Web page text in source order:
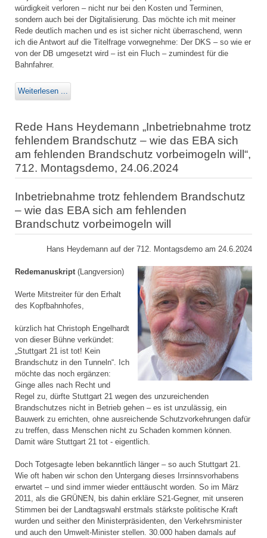
würdigkeit verloren – nicht nur bei den Kosten und Terminen,
sondern auch bei der Digitalisierung. Das möchte ich mit meiner
Rede deutlich machen und es ist sicher nicht überraschend, wenn
ich die Antwort auf die Titelfrage vorwegnehme: Der DKS – so wie er
von der DB umgesetzt wird – ist ein Fluch – zumindest für die
Bahnfahrer.
Weiterlesen ...
Rede Hans Heydemann „Inbetriebnahme trotz
fehlendem Brandschutz – wie das EBA sich
am fehlenden Brandschutz vorbeimogeln will“,
712. Montagsdemo, 24.06.2024
Inbetriebnahme trotz fehlendem Brandschutz
– wie das EBA sich am fehlenden
Brandschutz vorbeimogeln will
Hans Heydemann auf der 712. Montagsdemo am 24.6.2024
Redemanuskript (Langversion)
Werte Mitstreiter für den Erhalt
des Kopfbahnhofes,
kürzlich hat Christoph Engelhardt
von dieser Bühne verkündet:
„Stuttgart 21 ist tot! Kein
Brandschutz in den Tunneln“. Ich
möchte das noch ergänzen:
Ginge alles nach Recht und
Regel zu, dürfte Stuttgart 21 wegen des unzureichenden
Brandschutzes nicht in Betrieb gehen – es ist unzulässig, ein
Bauwerk zu errichten, ohne ausreichende Schutzvorkehrungen dafür
zu treffen, dass Menschen nicht zu Schaden kommen können.
Damit wäre Stuttgart 21 tot - eigentlich.
Doch Totgesagte leben bekanntlich länger – so auch Stuttgart 21.
Wie oft haben wir schon den Untergang dieses Irrsinnsvorhabens
erwartet – und sind immer wieder enttäuscht worden. So im März
2011, als die GRÜNEN, bis dahin erkläre S21-Gegner, mit unseren
Stimmen bei der Landtagswahl erstmals stärkste politische Kraft
wurden und seither den Ministerpräsidenten, den Verkehrsminister
und auch den Umwelt-Minister stellen. 30.000 haben damals auf